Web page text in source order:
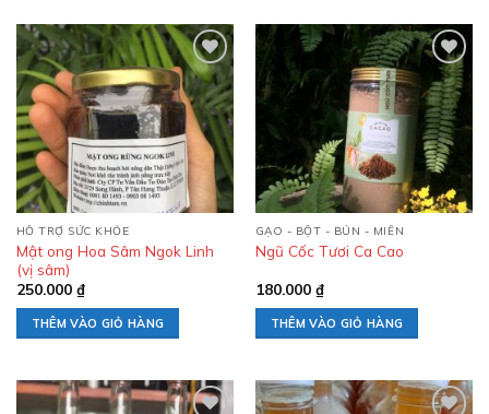
Add to
wishlist
HỖ TRỢ SỨC KHỎE
Mật ong Hoa Sâm Ngok Linh
(vị sâm)
250.000 ₫
THÊM VÀO GIỎ HÀNG
Add to
wishlist
GẠO - BỘT - BÚN - MIẾN
Ngũ Cốc Tươi Ca Cao
180.000 ₫
THÊM VÀO GIỎ HÀNG